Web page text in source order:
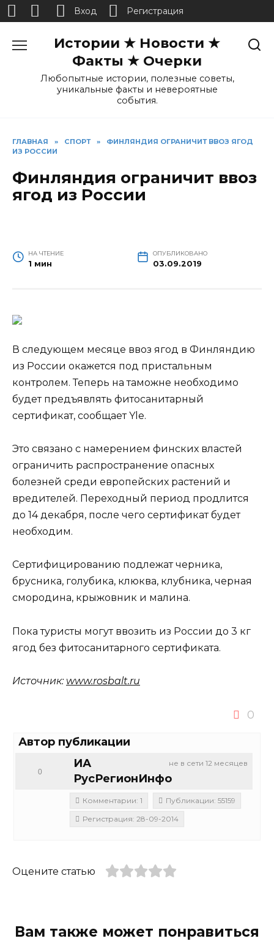
Истории ★ Новости ★
Факты ★ Очерки
Любопытные истории, полезные советы,
уникальные факты и невероятные
события.
ГЛАВНАЯ » СПОРТ »
ФИНЛЯНДИЯ ОГРАНИЧИТ ВВОЗ ЯГОД
ИЗ РОССИИ
Финляндия ограничит ввоз
ягод из России
НА ЧТЕНИЕ
1 мин
ОПУБЛИКОВАНО
03.09.2019
В следующем месяце ввоз ягод в Финляндию
из России окажется под пристальным
контролем. Теперь на таможне необходимо
будет предъявлять фитосанитарный
сертификат, сообщает Yle.
Это связано с намерением финских властей
ограничить распространение опасных
болезней среди европейских растений и
вредителей. Переходный период продлится
до 14 декабря, после чего сертификат будет
необходим.
Сертифицированию подлежат черника,
брусника, голубика, клюква, клубника, черная
смородина, крыжовник и малина.
Пока туристы могут ввозить из России до 3 кг
ягод без фитосанитарного сертификата.
Источник: www.rosbalt.ru
0
Автор публикации
не в сети 12 месяцев
ИА
РусРегионИнфо
0
Комментарии: 1
Публикации: 55159
Регистрация: 28-09-2014
Оцените статью
Вам также может понравиться
Вход Регистрация